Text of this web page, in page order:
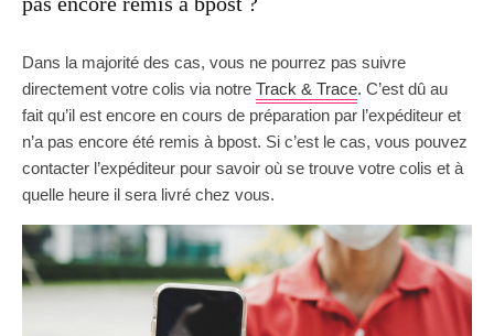
Dans la majorité des cas, vous ne pourrez pas suivre
directement votre colis via notre Track & Trace. C’est dû au
fait qu’il est encore en cours de préparation par l’expéditeur et
n’a pas encore été remis à bpost. Si c’est le cas, vous pouvez
contacter l’expéditeur pour savoir où se trouve votre colis et à
quelle heure il sera livré chez vous.